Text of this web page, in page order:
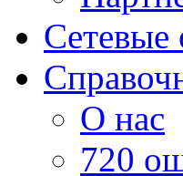
Сетевые
О нас
720